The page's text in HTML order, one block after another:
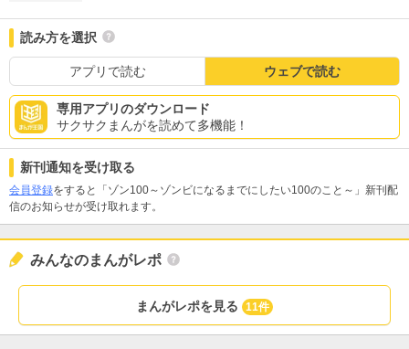
読み方を選択
アプリで読む ウェブで読む
専用アプリのダウンロード
サクサクまんがを読めて多機能！
新刊通知を受け取る
会員登録をすると「ゾン100～ゾンビになるまでにしたい100のこと～」新刊配
信のお知らせが受け取れます。
みんなのまんがレポ
まんがレポを見る 11件